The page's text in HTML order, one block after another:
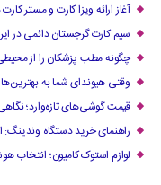
آغاز ارائه ویزا کارت و مستر کارت در
سیم کارت گرجستان دائمی در
چگونه مطب پزشکان را از
وقتی هیوندای شما به بهترین‌ها
قیمت گوشی‌های تازه‌وارد؛
راهنمای خرید دستگاه
لوازم استوک کامیون؛ انتخاب